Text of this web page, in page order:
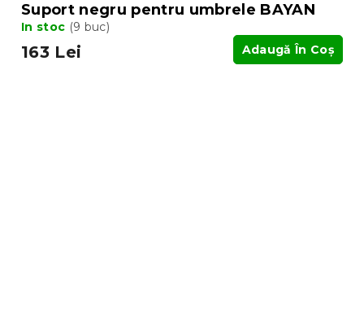
Suport negru pentru umbrele BAYAN
In stoc (9 buc)
163 Lei Adaugă În Coş